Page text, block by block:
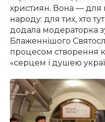
християн. Вона — для
народу: для тих, хто
додала модераторка
Блаженнішого
процесом створення
«серцем і душею